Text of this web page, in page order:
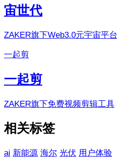
宙世代
ZAKER旗下Web3.0元宇宙平台
一起剪
一起剪
ZAKER旗下免费视频剪辑工具
相关标签
ai 新能源 海尔 光伏 用户体验